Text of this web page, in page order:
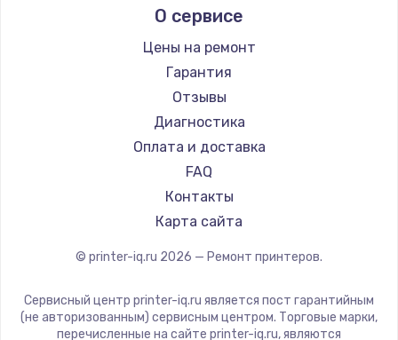
Lexmark
Sharp
TSC
Fujitsu
Godex
О сервисе
Цены на ремонт
Гарантия
Отзывы
Диагностика
Оплата и доставка
FAQ
Контакты
Карта сайта
© printer-iq.ru 2026 — Ремонт принтеров.
Сервисный центр printer-iq.ru является пост гарантийным
(не авторизованным) сервисным центром. Торговые марки,
перечисленные на сайте printer-iq.ru, являются